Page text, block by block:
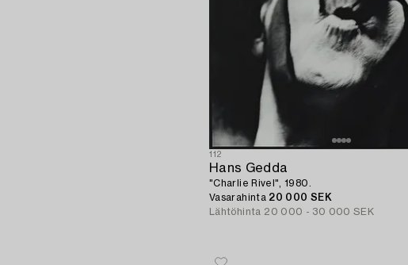
112
Hans Gedda
"Charlie Rivel", 1980.
Vasarahinta 20 000 SEK
Lähtöhinta 20 000 - 30 000 SEK